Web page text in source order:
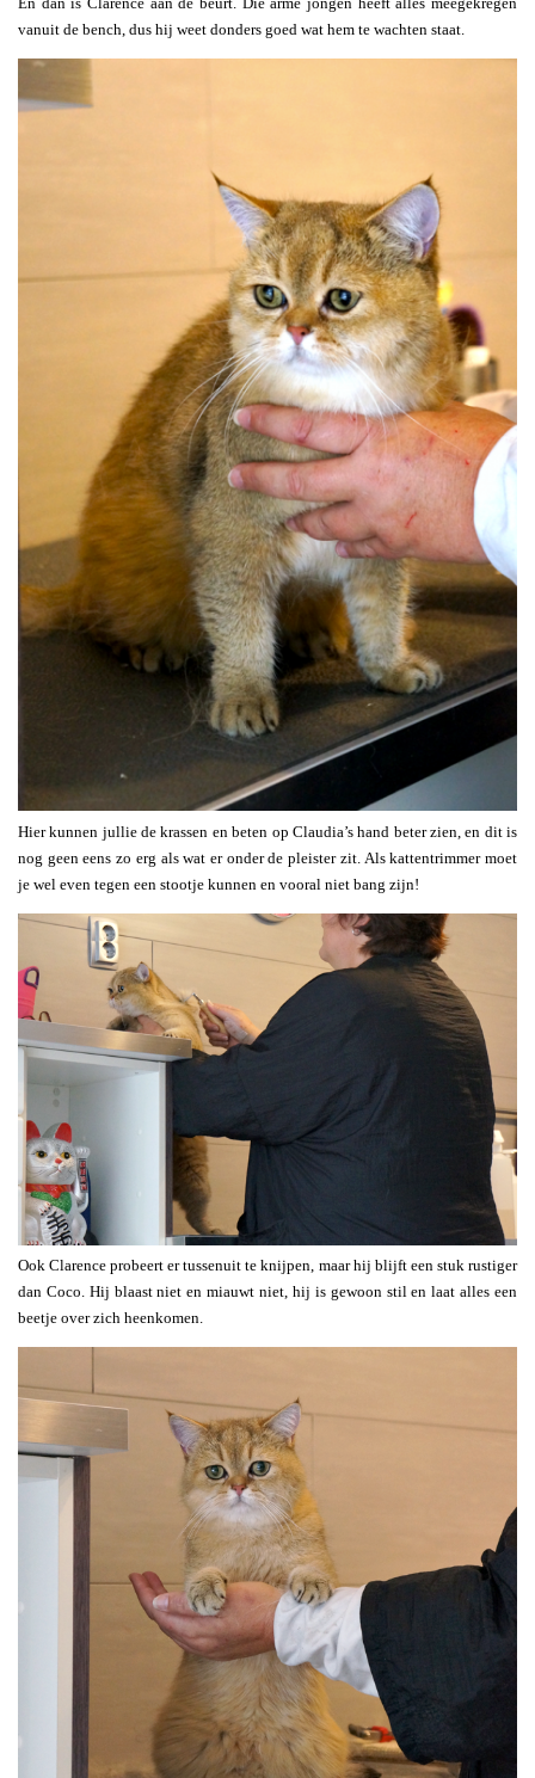
vanuit de bench, dus hij weet donders goed wat hem te wachten staat.
Hier kunnen jullie de krassen en beten op Claudia’s hand beter zien, en dit is
nog geen eens zo erg als wat er onder de pleister zit. Als kattentrimmer moet
je wel even tegen een stootje kunnen en vooral niet bang zijn!
Ook Clarence probeert er tussenuit te knijpen, maar hij blijft een stuk rustiger
dan Coco. Hij blaast niet en miauwt niet, hij is gewoon stil en laat alles een
beetje over zich heenkomen.